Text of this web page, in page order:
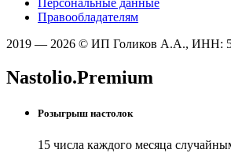
Персональные данные
Правообладателям
2019 — 2026 © ИП Голиков А.А., ИНН:
Nastolio.Premium
Розыгрыш настолок
15 числа каждого месяца